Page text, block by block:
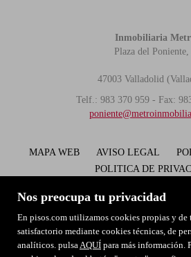
Nos preocupa tu privacidad
En pisos.com utilizamos cookies propias y de
satisfactorio mediante cookies técnicas, de
analíticos. pulsaAQUÍ para más información.
Inmobiliaria
Plaza del Poniente,
47003 Valladolid
Telf.: 983 370 959 - Fax:
MAPA WEB AVISO LEGAL
POLITICA DE